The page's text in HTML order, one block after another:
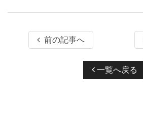
前の記事へ
一覧へ戻る